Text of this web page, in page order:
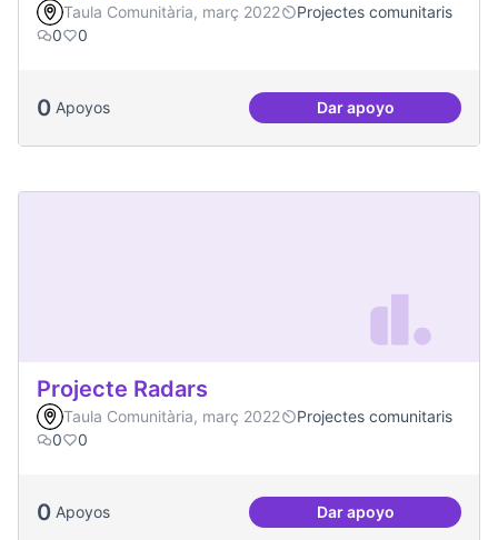
Taula Comunitària, març 2022
Projectes comunitaris
0
0
0 Apoyos Dar apoyoProjecte Xarxa
Projecte Radars
Taula Comunitària, març 2022
Projectes comunitaris
0
0
0 Apoyos Dar apoyoProjecte Radars